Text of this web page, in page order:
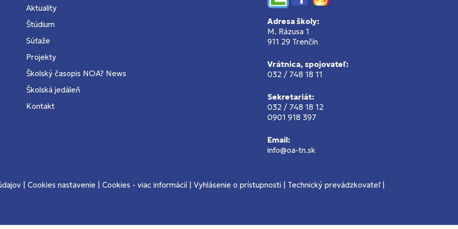
Aktuality
Štúdium
Súťaže
Projekty
Školský časopis NOA? News
Školská jedáleň
Kontakt
Adresa školy:
M. Rázusa 1
911 29 Trenčín
Vrátnica, spojovateľ:
032 / 748 18 11
Sekretariát:
032 / 748 18 12
0901 918 397
Email:
info@oa-tn.sk
| Cookies nastavenie | Cookies - viac informácií| Vyhlásenie o prístupnosti | Technický prevádzkovateľ|